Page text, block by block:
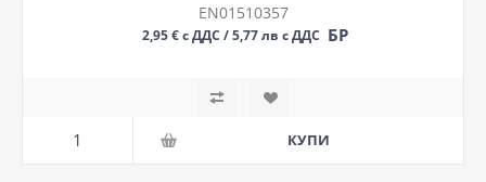
EN01510357
2,95 € с ДДС / 5,77 лв с ДДС БР